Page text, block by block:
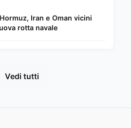
Iran e Oman vicini
rotta navale
Vedi tutti